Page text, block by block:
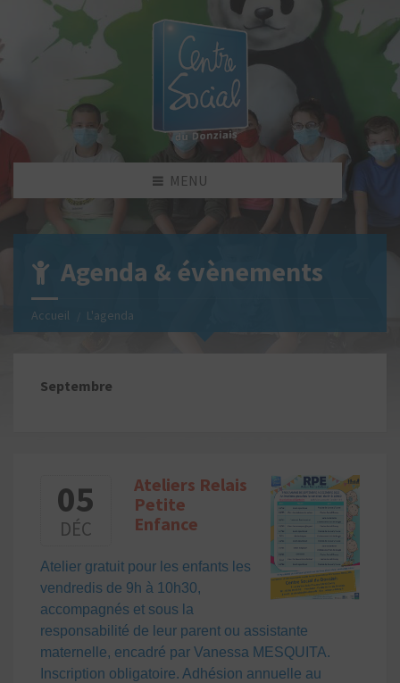
MENU
Agenda & évènements
Accueil L'agenda
Septembre
05
DÉC
Ateliers Relais
Petite
Enfance
Atelier gratuit pour les enfants les
vendredis de 9h à 10h30,
accompagnés et sous la
responsabilité de leur parent ou assistante
maternelle, encadré par Vanessa MESQUITA.
Inscription obligatoire. Adhésion annuelle au